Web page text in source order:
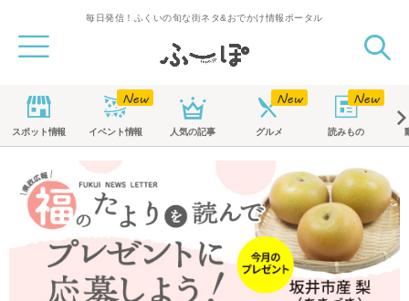
毎日発信！ふくいの旬な街ネタ&おでかけ情報ポータル
スポット情報 イベント情報 人気の記事 グルメ 読みもの